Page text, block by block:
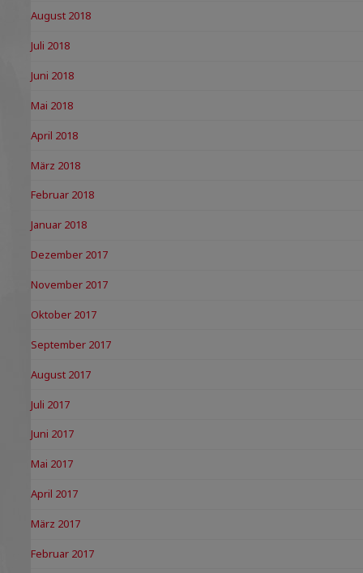
August 2018
Juli 2018
Juni 2018
Mai 2018
April 2018
März 2018
Februar 2018
Januar 2018
Dezember 2017
November 2017
Oktober 2017
September 2017
August 2017
Juli 2017
Juni 2017
Mai 2017
April 2017
März 2017
Februar 2017